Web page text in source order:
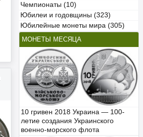
Чемпионаты (10)
Юбилеи и годовщины (323)
Юбилейные монеты мира (305)
МОНЕТЫ МЕСЯЦА
10 гривен 2018 Украина — 100-
летие создания Украинского
военно-морского флота